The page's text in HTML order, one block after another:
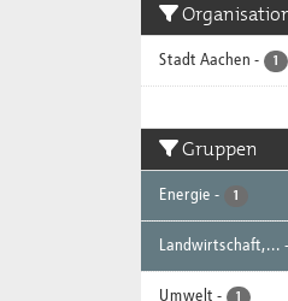
Stadt Aachen - 1
Gruppen
Energie - 1
Landwirtschaft,... -
Umwelt - 1